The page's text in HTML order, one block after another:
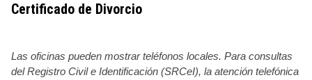
Certificado de Divorcio
Las oficinas pueden mostrar teléfonos locales. Para consultas
del Registro Civil e Identificación (SRCeI), la atención telefónica